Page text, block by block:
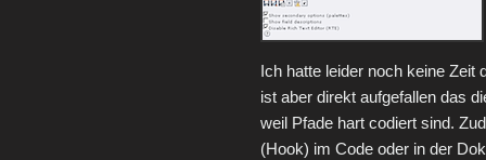
Ich hatte leider noch keine Zeit
ist aber direkt aufgefallen das
weil Pfade hart codiert sind.
(Hook) im Code oder in der